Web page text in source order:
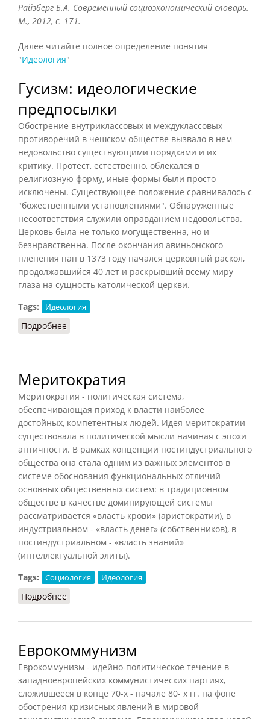
Райзберг Б.А. Современный социоэкономический словарь.
М., 2012, с. 171.
Далее читайте полное определение понятия
"Идеология"
Гусизм: идеологические
предпосылки
Обострение внутриклассовых и междуклассовых
противоречий в чешском обществе вызвало в нем
недовольство существующими порядками и их
критику. Протест, естественно, облекался в
религиозную форму, иные формы были просто
исключены. Существующее положение сравнивалось с
"божественными установлениями". Обнаруженные
несоответствия служили оправданием недовольства.
Церковь была не только могущественна, но и
безнравственна. После окончания авиньонского
пленения пап в 1373 году начался церковный раскол,
продолжавшийся 40 лет и раскрывший всему миру
глаза на сущность католической церкви.
Tags:
Идеология
Подробнее
Меритократия
Меритократия - политическая система,
обеспечивающая приход к власти наиболее
достойных, компетентных людей. Идея меритократии
существовала в политической мысли начиная с эпохи
античности. В рамках концепции постиндустриального
общества она стала одним из важных элементов в
системе обоснования функциональных отличий
основных общественных систем: в традиционном
обществе в качестве доминирующей системы
рассматривается «власть крови» (аристократии), в
индустриальном - «власть денег» (собственников), в
постиндустриальном - «власть знаний»
(интеллектуальной элиты).
Tags:
Социология Идеология
Подробнее
Еврокоммунизм
Еврокоммунизм - идейно-политическое течение в
западноевропейских коммунистических партиях,
сложившееся в конце 70-х - начале 80- х гг. на фоне
обострения кризисных явлений в мировой